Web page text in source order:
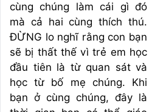
cùng chúng làm cái gì đó
mà cả hai cùng thích thú.
ĐỪNG lo nghĩ rằng con bạn
sẽ bị thất thế vì trẻ em học
đầu tiên là từ quan sát và
học từ bố mẹ chúng. Khi
bạn ở cùng chúng, đây là